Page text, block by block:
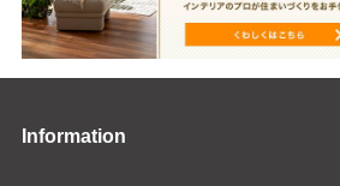
Information